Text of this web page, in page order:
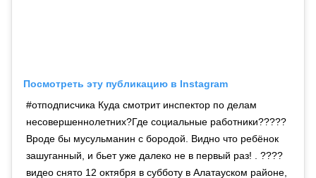
Посмотреть эту публикацию в Instagram
#отподписчика Куда смотрит инспектор по делам
несовершеннолетних?Где социальные работники?????
Вроде бы мусульманин с бородой. Видно что ребёнок
зашуганный, и бьет уже далеко не в первый раз! . ????
видео снято 12 октября в субботу в Алатауском районе,